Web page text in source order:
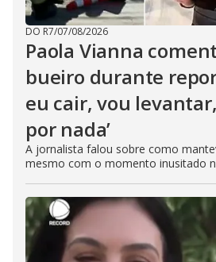
DO R7/07/08/2026
Paola Vianna
bueiro durante
eu cair, vou
por nada’
A jornalista falou sobre como
mesmo com o momento inusitado